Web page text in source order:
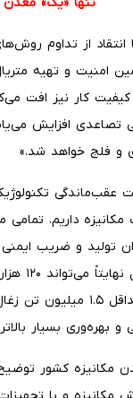
انتقاد از تداوم
امنیت و تهیه
کار نیز افت
تصاعدی افزایش
و فلج خواهد شد.»
عقب‌ماندگی
داریم.
تولید و ضریب
بهره‌وری بسیار
مکانیزه کشور